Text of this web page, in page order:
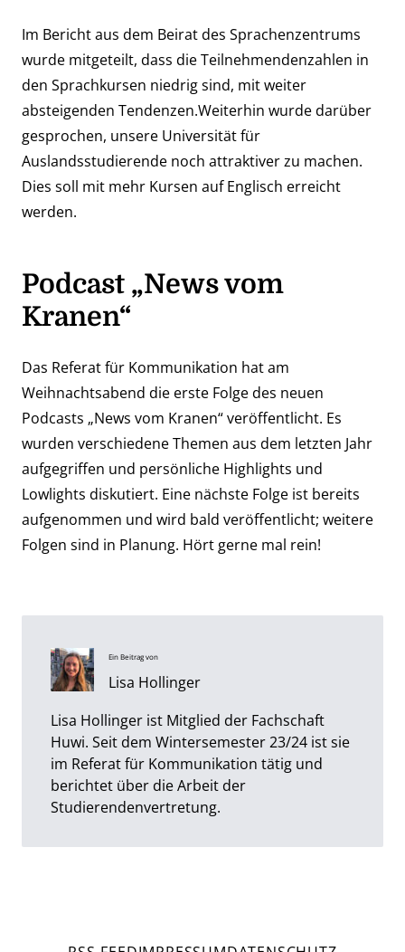
Im Bericht aus dem Beirat des Sprachenzentrums
wurde mitgeteilt, dass die Teilnehmendenzahlen in
den Sprachkursen niedrig sind, mit weiter
absteigenden Tendenzen.Weiterhin wurde darüber
gesprochen, unsere Universität für
Auslandsstudierende noch attraktiver zu machen.
Dies soll mit mehr Kursen auf Englisch erreicht
werden.
Podcast „News vom
Kranen“
Das Referat für Kommunikation hat am
Weihnachtsabend die erste Folge des neuen
Podcasts „News vom Kranen“veröffentlicht. Es
wurden verschiedene Themen aus dem letzten Jahr
aufgegriffen und persönliche Highlights und
Lowlights diskutiert. Eine nächste Folge ist bereits
aufgenommen und wird bald veröffentlicht; weitere
Folgen sind in Planung. Hört gerne mal rein!
Ein Beitrag von
Lisa Hollinger
Lisa Hollinger ist Mitglied der Fachschaft
Huwi. Seit dem Wintersemester 23/24 ist sie
im Referat für Kommunikation tätig und
berichtet über die Arbeit der
Studierendenvertretung.